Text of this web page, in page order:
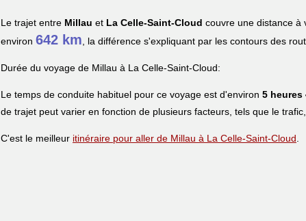
Le trajet entre Millau et La Celle-Saint-Cloud couvre une distance à
environ 642 km , la différence s'expliquant par les contours des
Durée du voyage de Millau à La Celle-Saint-Cloud:
Le temps de conduite habituel pour ce voyage est d'environ 5 heures
de trajet peut varier en fonction de plusieurs facteurs, tels que le
C'est le meilleur itinéraire pour aller de Millau à La Celle-Saint-Cloud